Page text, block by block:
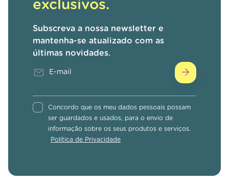
exclusivos.
Subscreva a nossa newsletter e
mantenha-se atualizado com as
últimas novidades.
Concordo que os meu dados pessoais possam
ser guardados e usados, para o envio de
informação sobre os seus produtos e serviços.
Política de Privacidade